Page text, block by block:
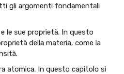
gli argomenti fondamentali
le sue proprietà. In questo
della materia, come la
atomica. In questo capitolo si